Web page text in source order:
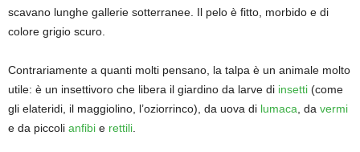
scavano lunghe gallerie sotterranee. Il pelo è fitto, morbido e di
colore grigio scuro.
Contrariamente a quanti molti pensano, la talpa è un animale molto
utile: è un insettivoro che libera il giardino da larve di insetti (come
gli elateridi, il maggiolino, l’oziorrinco), da uova di lumaca , da vermi
e da piccoli anfibi e rettili